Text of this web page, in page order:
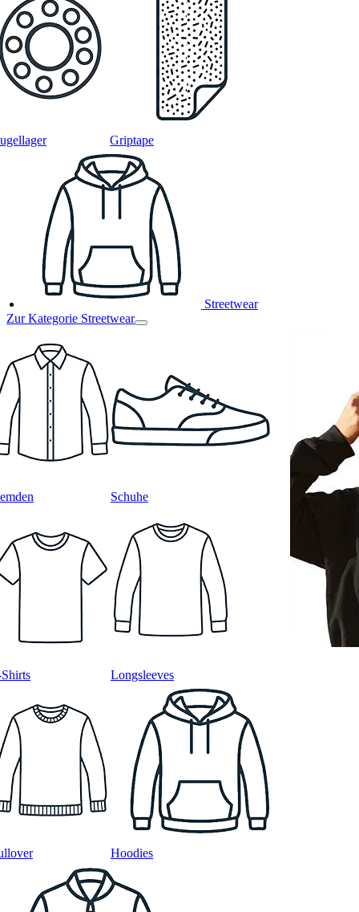
Griptape
Streetwear
Zur Kategorie Streetwear
Schuhe
Longsleeves
Hoodies